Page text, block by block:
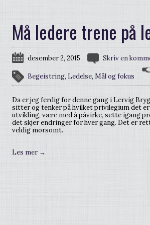
Må ledere trene på
desember 2, 2015 Skriv en
Begeistring, Ledelse,Mål og fokus
Da er jeg ferdig for denne gang i Lervig
sitter og tenker på hvilket privilegium det er
utvikling, være med å påvirke, sette igang
det skjer endringer for hver gang. Det er
veldig morsomt.
Les mer →